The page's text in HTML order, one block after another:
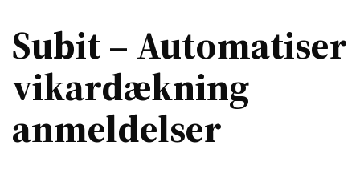
Subit – Automatiser
vikardækning
anmeldelser